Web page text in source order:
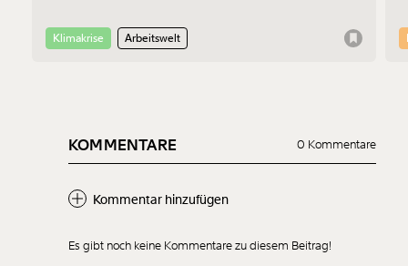
Klimakrise Arbeitswelt
KOMMENTARE 0 Kommentare
Kommentar hinzufügen
Es gibt noch keine Kommentare zu diesem Beitrag!